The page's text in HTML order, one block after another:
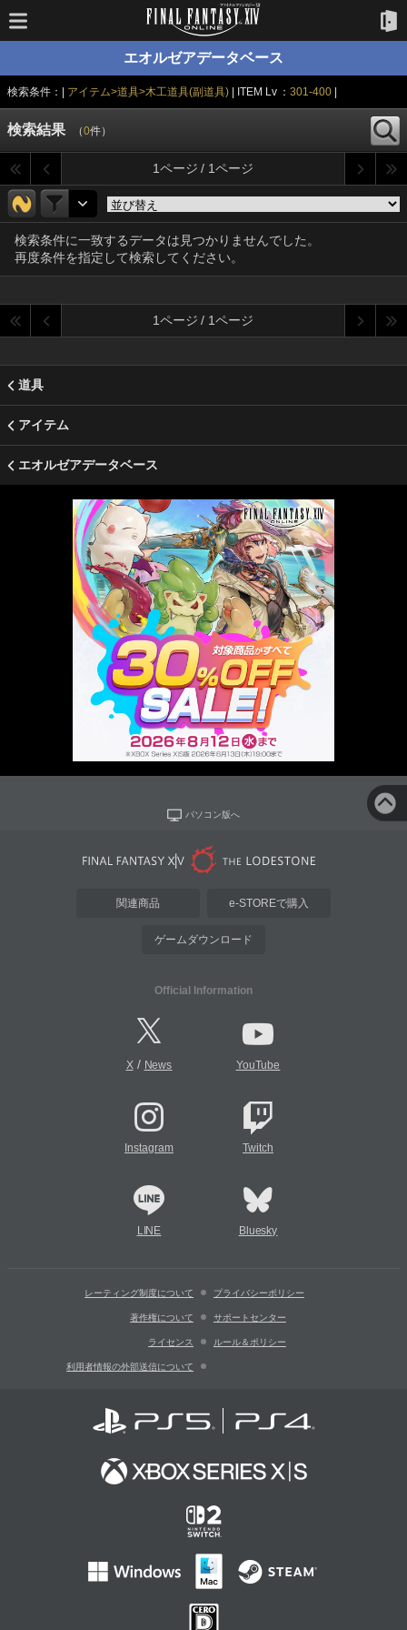
エオルゼアデータベース
検索条件：| アイテム>道具>木工道具(副道具) | ITEM Lv ：301-400
検索結果 （0件）
1ページ / 1ページ
検索条件に一致するデータは見つかりませんでした。
再度条件を指定して検索してください。
1ページ / 1ページ
道具
アイテム
エオルゼアデータベース
パソコン版へ
関連商品 e-STOREで購入
ゲームダウンロード
Official Information
X/ News YouTube
Instagram Twitch
LINE Bluesky
レーティング制度について プライバシーポリシー
著作権について サポートセンター
ライセンス ルール＆ポリシー
利用者情報の外部送信について